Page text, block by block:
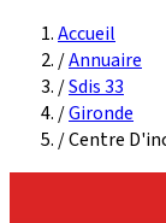
Accueil
/Annuaire
/Sdis 33
/Gironde
/Centre